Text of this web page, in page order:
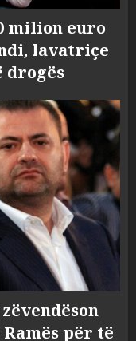
milion euro
lavatriçe
drogës
për të